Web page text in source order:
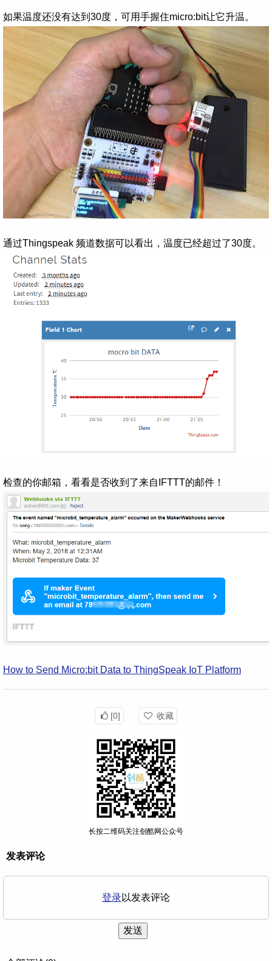
如果温度还没有达到30度，可用手握住micro:bit让它升温。
通过Thingspeak 频道数据可以看出，温度已经超过了30度。
检查的你邮箱，看看是否收到了来自IFTTT的邮件！
How to Send Micro:bit Data to ThingSpeak IoT Platform
[0] 收藏
长按二维码关注创酷网公众号
发表评论
登录以发表评论
发送